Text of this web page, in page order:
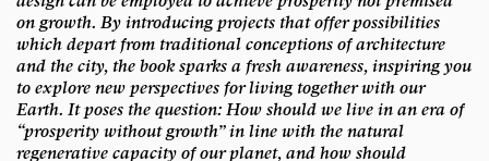
on growth. By introducing projects that offer possibilities
which depart from traditional conceptions of architecture
and the city, the book sparks a fresh awareness, inspiring you
to explore new perspectives for living together with our
Earth. It poses the question: How should we live in an era of
“prosperity without growth” in line with the natural
regenerative capacity of our planet, and how should